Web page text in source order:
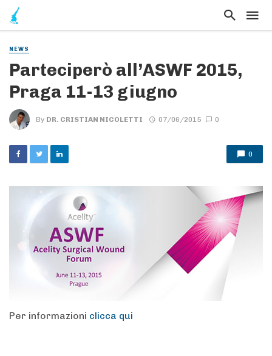
NEWS
Parteciperò all’ASWF 2015,
Praga 11-13 giugno
By DR. CRISTIAN NICOLETTI 07/06/2015 0
0
Per informazioni clicca qui